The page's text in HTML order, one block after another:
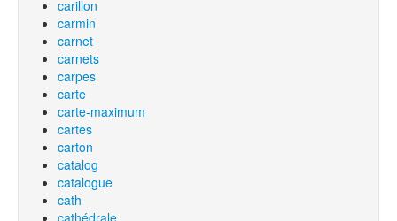
carillon
carmin
carnet
carnets
carpes
carte
carte-maximum
cartes
carton
catalog
catalogue
cath